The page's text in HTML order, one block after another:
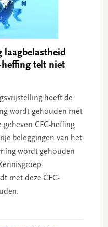
laagbelastheid
heffing telt niet
heeft de
wordt gehouden met
CFC-heffing
beleggingen van het
wordt gehouden
met deze CFC-